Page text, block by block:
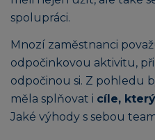
spolupráci.
Mnozí zaměstnanci
odpočinkovou aktivitu,
odpočinou si. Z pohledu
měla splňovat i cíle,
Jaké výhody s sebou